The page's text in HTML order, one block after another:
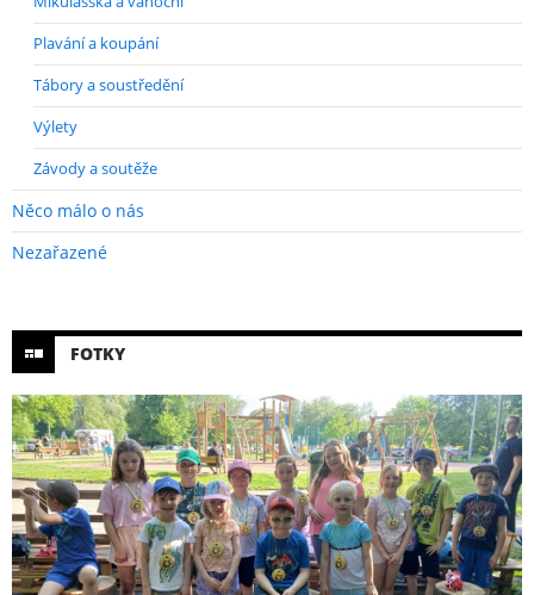
Plavání a koupání
Tábory a soustředění
Výlety
Závody a soutěže
Něco málo o nás
Nezařazené
FOTKY